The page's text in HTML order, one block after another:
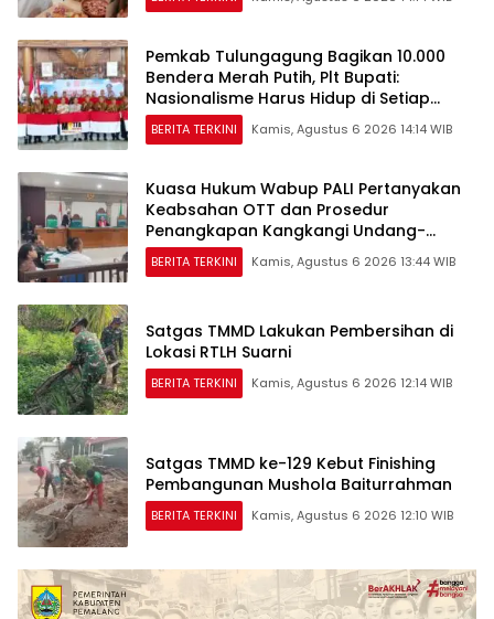
Pemkab Tulungagung Bagikan 10.000
Bendera Merah Putih, Plt Bupati:
Nasionalisme Harus Hidup di Setiap
Rumah
BERITA TERKINI Kamis, Agustus 6 2026 14:14 WIB
Kuasa Hukum Wabup PALI Pertanyakan
Keabsahan OTT dan Prosedur
Penangkapan Kangkangi Undang-
Undang
BERITA TERKINI Kamis, Agustus 6 2026 13:44 WIB
Satgas TMMD Lakukan Pembersihan di
Lokasi RTLH Suarni
BERITA TERKINI Kamis, Agustus 6 2026 12:14 WIB
Satgas TMMD ke-129 Kebut Finishing
Pembangunan Mushola Baiturrahman
BERITA TERKINI Kamis, Agustus 6 2026 12:10 WIB